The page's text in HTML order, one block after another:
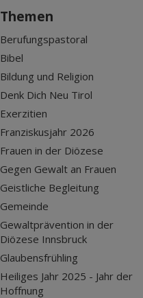
Themen
Berufungspastoral
Bibel
Bildung und Religion
Denk Dich Neu Tirol
Exerzitien
Franziskusjahr 2026
Frauen in der Diözese
Gegen Gewalt an Frauen
Geistliche Begleitung
Gemeinde
Gewaltprävention in der
Diözese Innsbruck
Glaubensfrühling
Heiliges Jahr 2025 - Jahr der
Hoffnung